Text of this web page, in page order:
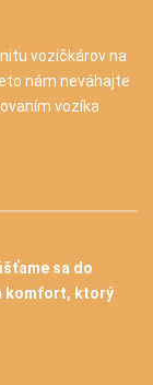
vozičkárov na
nám neváhajte
vozíka
sa do
komfort, ktorý